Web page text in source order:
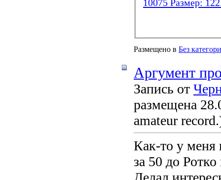
Размещено в Без
Аргумент
Запись от
размещена
amateur
Как-то у меня
за 50 до